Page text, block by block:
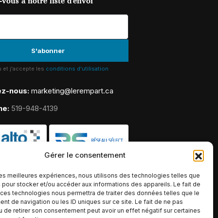
Gérer le consentement
meilleures expériences, nous utilisons des technologies telles que
stocker et/ou accéder aux informations des appareils. Le fait de
technologies nous permettra de traiter des données telles que le
de navigation ou les ID uniques sur ce site. Le fait de ne pas
de retirer son consentement peut avoir un effet négatif sur certaines
et j'accepte les conditions d'utilisation
nous: marketing@lerempart.ca
519-948-4139